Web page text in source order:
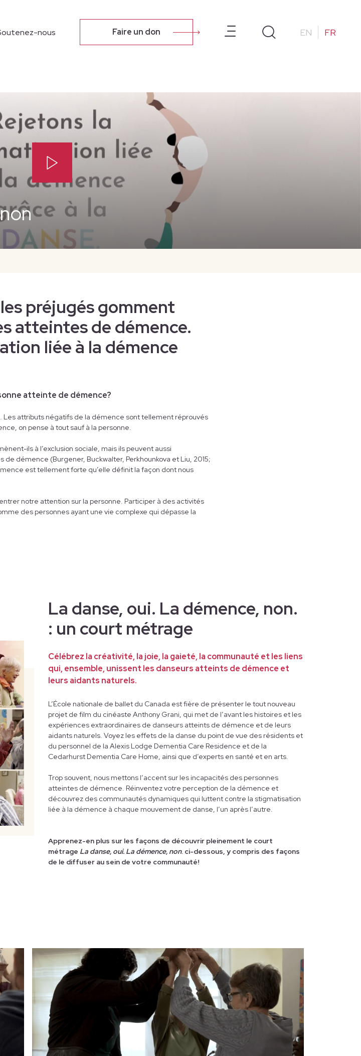
nous Faire un don EN FR
préjugés gomment
atteintes de démence.
liée à la démence
atteinte de démence?
Les attributs négatifs de la démence sont tellement réprouvés
on pense à tout sauf à la personne.
ils à l’exclusion sociale, mais ils peuvent aussi
démence (Burgener, Buckwalter, Perkhounkova et Liu, 2015;
est tellement forte qu’elle définit la façon dont nous
notre attention sur la personne. Participer à des activités
des personnes ayant une vie complexe qui dépasse la
La danse, oui. La démence, non.
: un court métrage
Célébrez la créativité, la joie, la gaieté, la communauté et les liens
qui, ensemble, unissent les danseurs atteints de démence et
leurs aidants naturels.
L’École nationale de ballet du Canada est fière de présenter le tout nouveau
projet de film du cinéaste Anthony Grani, qui met de l’avant les histoires et les
expériences extraordinaires de danseurs atteints de démence et de leurs
aidants naturels. Voyez les effets de la danse du point de vue des résidents et
du personnel de la Alexis Lodge Dementia Care Residence et de la
Cedarhurst Dementia Care Home, ainsi que d’experts en santé et en arts.
Trop souvent, nous mettons l’accent sur les incapacités des personnes
atteintes de démence. Réinventez votre perception de la démence et
découvrez des communautés dynamiques qui luttent contre la stigmatisation
liée à la démence à chaque mouvement de danse, l’un après l’autre.
Apprenez-en plus sur les façons de découvrir pleinement le court
métrage La danse, oui. La démence, non. ci-dessous, y compris des façons
de le diffuser au sein de votre communauté!